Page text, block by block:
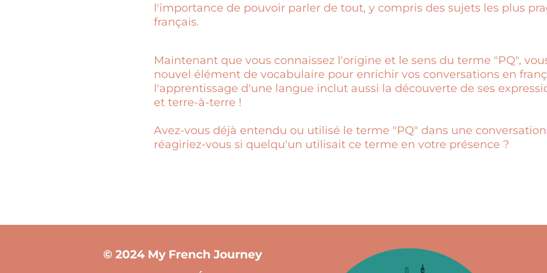
l'importance de pouvoir parler de tout, y compris des sujets les plus
français.
Maintenant que vous connaissez l'origine et le sens du terme "PQ",
nouvel élément de vocabulaire pour enrichir vos conversations en
l'apprentissage d'une langue inclut aussi la découverte de ses
et terre-à-terre !
Avez-vous déjà entendu ou utilisé le terme "PQ" dans une
réagiriez-vous si quelqu'un utilisait ce terme en votre présence ?
© 2024 My French Journey